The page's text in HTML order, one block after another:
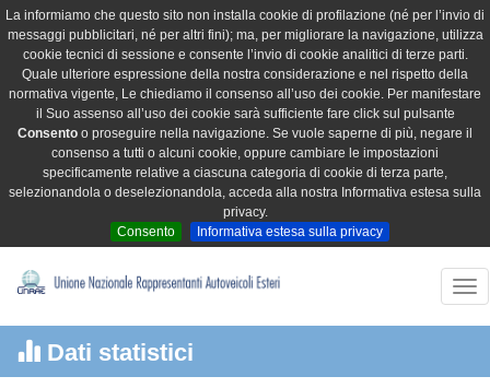
La informiamo che questo sito non installa cookie di profilazione (né per l’invio di
messaggi pubblicitari, né per altri fini); ma, per migliorare la navigazione, utilizza
cookie tecnici di sessione e consente l’invio di cookie analitici di terze parti.
Quale ulteriore espressione della nostra considerazione e nel rispetto della
normativa vigente, Le chiediamo il consenso all’uso dei cookie. Per manifestare
il Suo assenso all’uso dei cookie sarà sufficiente fare click sul pulsante
Consento o proseguire nella navigazione. Se vuole saperne di più, negare il
consenso a tutti o alcuni cookie, oppure cambiare le impostazioni
specificamente relative a ciascuna categoria di cookie di terza parte,
selezionandola o deselezionandola, acceda alla nostra Informativa estesa sulla
privacy.
Consento
Informativa estesa sulla privacy
Dati statistici